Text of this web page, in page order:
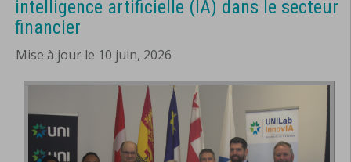
intelligence artificielle (IA) dans le secteur
financier
Mise à jour le 10 juin, 2026